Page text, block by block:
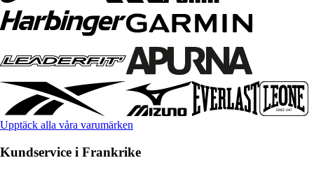
Upptäck alla våra varumärken
Kundservice i Frankrike